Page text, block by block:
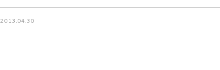
2013.04.30